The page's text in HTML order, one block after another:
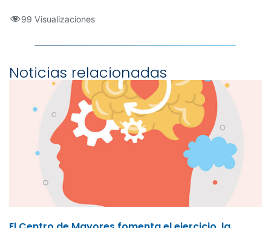
99 Visualizaciones
Noticias relacionadas